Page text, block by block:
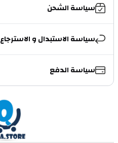
سياسة الشحن
سياسة الاستبدال و الاسترجاع
سياسة الدفع